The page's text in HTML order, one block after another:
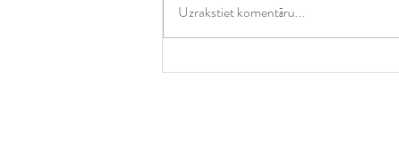
Veramas vai Bīdāmas?
Uzrakstiet komentāru...